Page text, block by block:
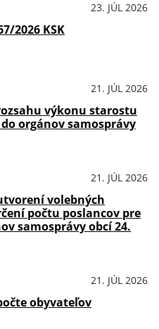
23. JÚL 2026
2026 KSK
21. JÚL 2026
výkonu starostu
orgánov samosprávy
21. JÚL 2026
volebných
počtu poslancov pre
samosprávy obcí 24.
21. JÚL 2026
obyvateľov